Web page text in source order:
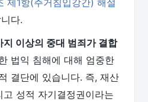
제1항(주거침입강간) 해설
다.
지 이상의 중대 범죄가 결합
법익 침해에 대해 엄중한
결단에 있습니다. 즉, 재산
성적 자기결정권이라는